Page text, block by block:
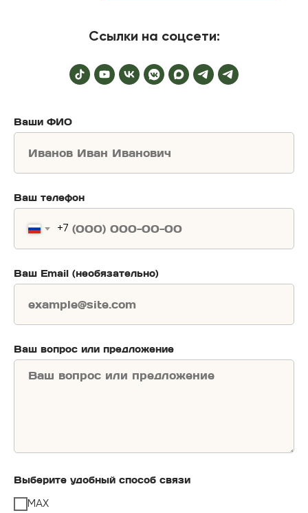
Ссылки на соцсети:
Ваши ФИО
Ваш телефон
+7
Ваш Email (необязательно)
Ваш вопрос или предложение
Выберите удобный способ связи
MAX